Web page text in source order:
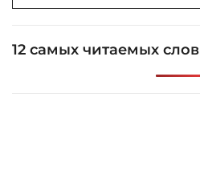
12 самых читаемых слов